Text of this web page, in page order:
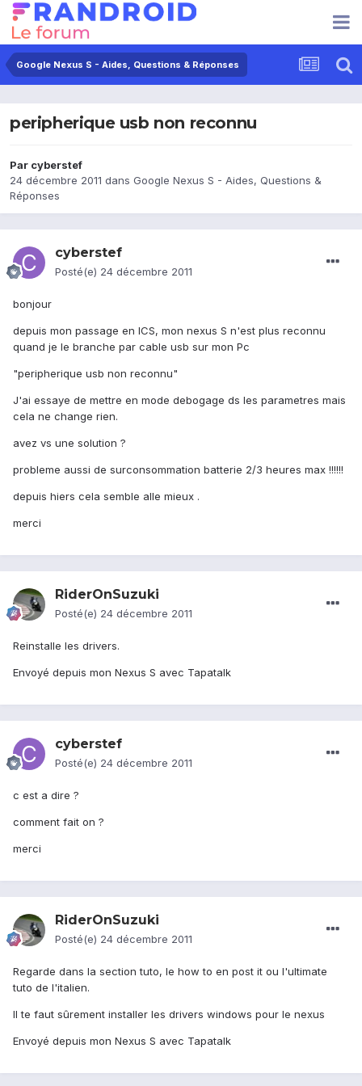
Google Nexus S - Aides, Questions & Réponses
peripherique usb non reconnu
Par cyberstef
24 décembre 2011 dans Google Nexus S - Aides, Questions &
Réponses
cyberstef
Posté(e) 24 décembre 2011
bonjour
depuis mon passage en ICS, mon nexus S n'est plus reconnu
quand je le branche par cable usb sur mon Pc
"peripherique usb non reconnu"
J'ai essaye de mettre en mode debogage ds les parametres mais
cela ne change rien.
avez vs une solution ?
probleme aussi de surconsommation batterie 2/3 heures max !!!!!!
depuis hiers cela semble alle mieux .
merci
RiderOnSuzuki
Posté(e) 24 décembre 2011
Reinstalle les drivers.
Envoyé depuis mon Nexus S avec Tapatalk
cyberstef
Posté(e) 24 décembre 2011
c est a dire ?
comment fait on ?
merci
RiderOnSuzuki
Posté(e) 24 décembre 2011
Regarde dans la section tuto, le how to en post it ou l'ultimate
tuto de l'italien.
Il te faut sûrement installer les drivers windows pour le nexus
Envoyé depuis mon Nexus S avec Tapatalk